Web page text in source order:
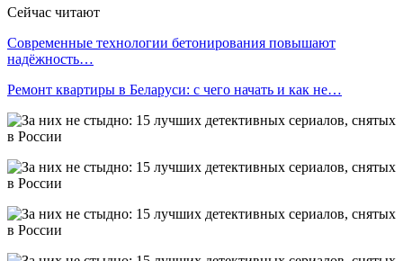
Сейчас читают
Современные технологии бетонирования повышают
надёжность…
Ремонт квартиры в Беларуси: с чего начать и как не…